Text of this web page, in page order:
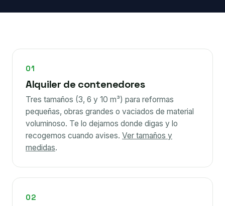
01
Alquiler de contenedores
Tres tamaños (3, 6 y 10 m³) para reformas
pequeñas, obras grandes o vaciados de material
voluminoso. Te lo dejamos donde digas y lo
recogemos cuando avises. Ver tamaños y
medidas.
02